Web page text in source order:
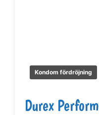
Kondom fördröjning
Durex